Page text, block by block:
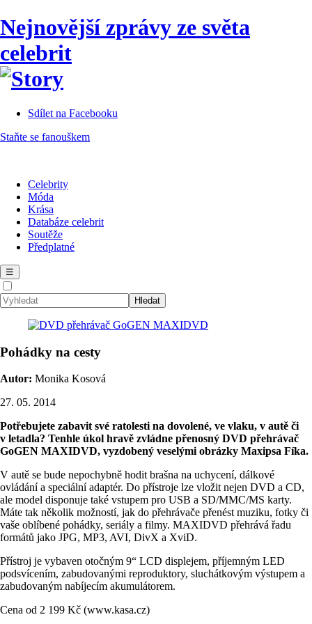
Nejnovější zprávy ze světa
celebrit
Sdílet na Facebooku
Staňte se fanouškem
Celebrity
Móda
Krása
Databáze celebrit
Soutěže
Předplatné
☰
Pohádky na cesty
Autor: Monika Kosová
27. 05. 2014
Potřebujete zabavit své ratolesti na dovolené, ve vlaku, v autě či
v letadla? Tenhle úkol hravě zvládne přenosný DVD přehrávač
GoGEN MAXIDVD, vyzdobený veselými obrázky Maxipsa Fíka.
V autě se bude nepochybně hodit brašna na uchycení, dálkové
ovládání a speciální adaptér. Do přístroje lze vložit nejen DVD a CD,
ale model disponuje také vstupem pro USB a SD/MMC/MS karty.
Máte tak několik možností, jak do přehrávače přenést muziku, fotky či
vaše oblíbené pohádky, seriály a filmy. MAXIDVD přehrává řadu
formátů jako JPG, MP3, AVI, DivX a XviD.
Přístroj je vybaven otočným 9“ LCD displejem, příjemným LED
podsvícením, zabudovanými reproduktory, sluchátkovým výstupem a
zabudovaným nabíjecím akumulátorem.
Cena od 2 199 Kč (www.kasa.cz)